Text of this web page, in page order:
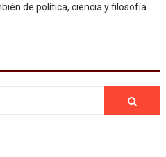
de política, ciencia y filosofía.